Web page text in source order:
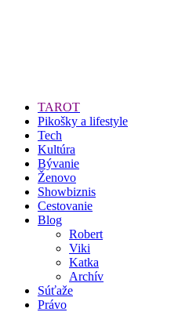
TAROT
Pikošky a lifestyle
Tech
Kultúra
Bývanie
Ženovo
Showbiznis
Cestovanie
Blog
Robert
Viki
Katka
Archív
Súťaže
Právo